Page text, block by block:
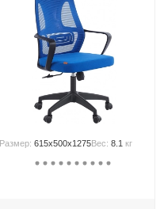
Размер:615x500x1275Вес:8.1 кг